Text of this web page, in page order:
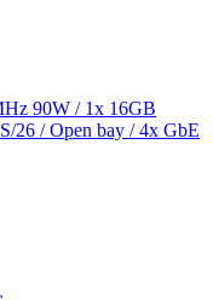
90W / 1x 16GB
26 / Open bay / 4x GbE